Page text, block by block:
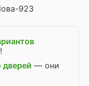
923
— они